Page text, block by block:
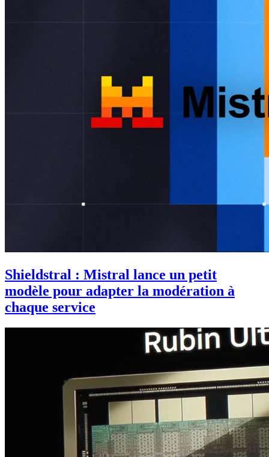
Shieldstral : Mistral lance un petit
modèle pour adapter la modération à
chaque service